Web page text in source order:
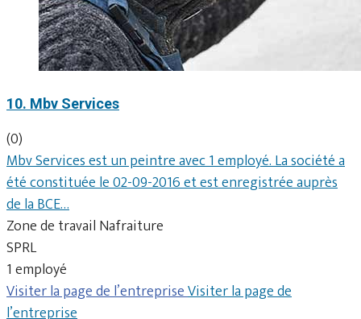
10. Mbv Services
(0)
Mbv Services est un peintre avec 1 employé. La société a
été constituée le 02-09-2016 et est enregistrée auprès
de la BCE…
Zone de travail Nafraiture
SPRL
1 employé
Visiter la page de l’entrepriseVisiter la page de
l’entreprise